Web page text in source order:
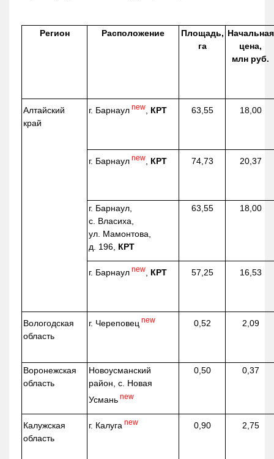
Регион Расположение
Площадь,
га
Начальная
цена,
млн руб.
Алтайский
край
г. Барнаул new КРТ 63,55 18,00
г. Барнаул new КРТ 74,73 20,37
г. Барнаул,
с. Власиха,
ул. Мамонтова,
д. 196, КРТ
63,55 18,00
г. Барнаул new КРТ 57,25 16,53
Вологодская
область
г. Череповец new 0,52 2,09
Воронежская
область
Новоусманский
район, с. Новая
Усмань new
0,50 0,37
Калужская
область
г. Калуга new 0,90 2,75